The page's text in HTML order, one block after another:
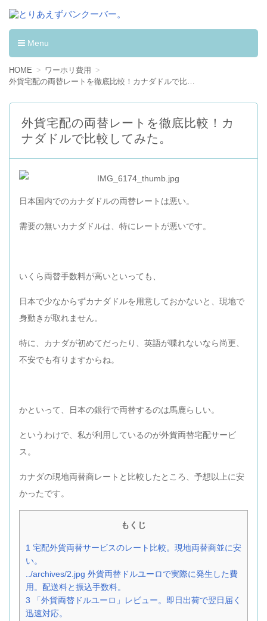
とりあえずバンクーバー。
カナダへワーキングホリデーして学んだ事。
Menu
コンテンツへ移動
HOME
ワーホリ費用
外貨宅配の両替レートを徹底比較！カナダドルで比較してみた。
外貨宅配の両替レートを徹底比較！カ
ナダドルで比較してみた。
日本国内でのカナダドルの両替レートは悪い。
需要の無いカナダドルは、特にレートが悪いです。
いくら両替手数料が高いといっても、
日本で少なからずカナダドルを用意しておかないと、現地で
身動きが取れません。
特に、カナダが初めてだったり、英語が喋れないなら尚更、
不安でも有りますからね。
かといって、日本の銀行で両替するのは馬鹿らしい。
というわけで、私が利用しているのが外貨両替宅配サービ
ス。
カナダの現地両替商レートと比較したところ、予想以上に安
かったです。
もくじ
1 宅配外貨両替サービスのレート比較。現地両替商並に安
い。
../archives/2.jpg 外貨両替ドルユーロで実際に発生した費
用。配送料と振込手数料。
3 「外貨両替ドルユーロ」レビュー。即日出荷で翌日届く
迅速対応。